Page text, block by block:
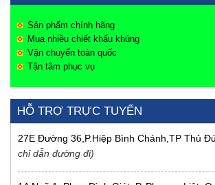
Sản phẩm chính hãng
Mua nhiều chiết khấu khủng
Vận chuyển toàn quốc
Tận tâm phục vụ
HỖ TRỢ TRỰC TUYẾN
27E Đường 36,P.Hiệp Bình Chánh,TP Thủ
chỉ dẫn đường đi)